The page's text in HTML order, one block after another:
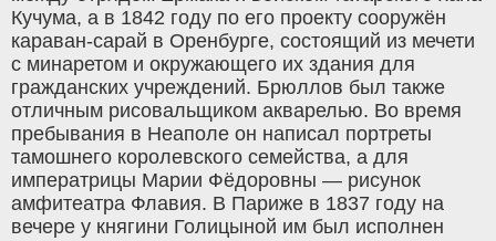
Кучума, а в 1842 году по его проекту сооружён
караван-сарай в Оренбурге, состоящий из мечети
с минаретом и окружающего их здания для
гражданских учреждений. Брюллов был также
отличным рисовальщиком акварелью. Во время
пребывания в Неаполе он написал портреты
тамошнего королевского семейства, а для
императрицы Марии Фёдоровны — рисунок
амфитеатра Флавия. В Париже в 1837 году на
вечере у княгини Голицыной им был исполнен